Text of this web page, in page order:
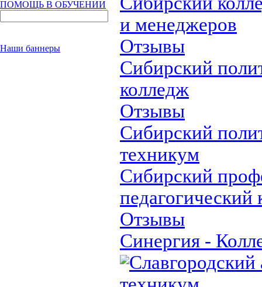
ПОМОЩЬ В ОБУЧЕНИИ
Наши баннеры
и менеджеров
Отзывы
Сибирский
колледж
Отзывы
Сибирский
техникум
Сибирский
педагогический
Отзывы
Синергия -